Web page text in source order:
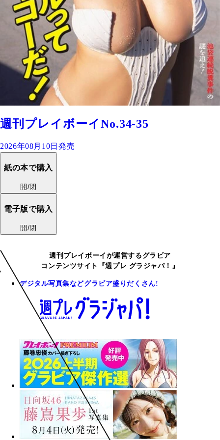
週刊プレイボーイNo.34-35
2026年08月10日発売
紙の本で購入
開/閉
電子版で購入
開/閉
週刊プレイボーイが運営するグラビア
コンテンツサイト『週プレ グラジャパ！』
デジタル写真集などグラビア盛りだくさん!